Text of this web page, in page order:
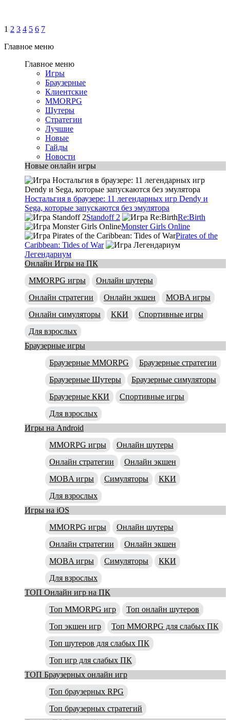
1 2 3 4 5 6 7
Главное меню
Главное меню
Игры
Браузерные
Клиентские
MMORPG
Шутеры
Стратегии
Лучшие
Новые
Гайды
Новости
Новые онлайн игры
Ностальгия в браузере: 11 легендарных игр Dendy и
Sega, которые запускаются без эмулятора
Standoff 2
Re:Birth
Monster Girls Online
Pirates of the
Caribbean: Tides of War
Легендариум
Онлайн Игры на ПК
MMORPG игры
Онлайн шутеры
Онлайн стратегии
Онлайн экшен
MOBA игры
Онлайн симуляторы
ККИ
Спортивные игры
Для взрослых
Браузерные игры
Браузерные MMORPG
Браузерные стратегии
Браузерные Шутеры
Браузерные симуляторы
Браузерные ККИ
Спортивные игры
Для взрослых
Игры на Android
MMORPG игры
Онлайн шутеры
Онлайн стратегии
Онлайн экшен
MOBA игры
Симуляторы
ККИ
Для взрослых
Игры на iOS
MMORPG игры
Онлайн шутеры
Онлайн стратегии
Онлайн экшен
MOBA игры
Симуляторы
ККИ
Для взрослых
ТОП Онлайн игр на ПК
Топ MMORPG игр
Топ онлайн шутеров
Топ экшен игр
Топ MMORPG для слабых ПК
Топ шутеров для слабых ПК
Топ игр для слабых ПК
ТОП Браузерных онлайн игр
Топ браузерных RPG
Топ браузерных стратегий